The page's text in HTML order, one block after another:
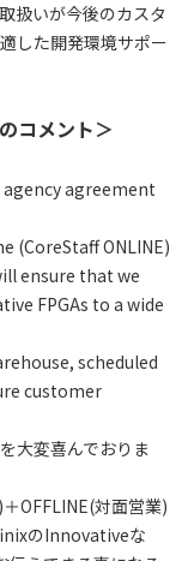
扱いが今後のカスタ
した開発環境サポー
コメント＞
agreement
(CoreStaff ONLINE)
ensure that we
FPGAs to a wide
scheduled
customer
大変喜んでおりま
OFFLINE(対面営業)
のInnovativeな